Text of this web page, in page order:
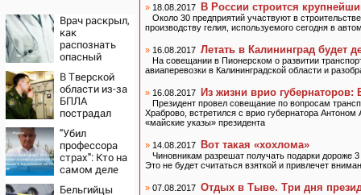
Врач раскрыл,
как
распознать
опасный
В Тверской
области из-за
БПЛА
пострадал
Вайлдберриз и
постройки в
СНТ –
Новости Твери
и городов
"Убил
профессора
страх": Кто на
самом деле
Бельгийцы
» 18.08.2017 В России строится
Около 30 предприятий участвуют в
производству гелия, используемого сегодня в
» 16.08.2017 Летать в Калининград будет
На совещании в Пионерском о развитии
авиаперевозки в Калининградской области и
» 16.08.2017 Из жизни врио
Президент провел совещание по вопросам
Храброво, встретился с врио губернатора
«майские указы» президента
» 14.08.2017 Вот такая «хохлома»
Чиновникам разрешат получать подарки дороже
Это не будет считаться взяткой и привлечет
» 07.08.2017 Отдых в Тыве. Три дня